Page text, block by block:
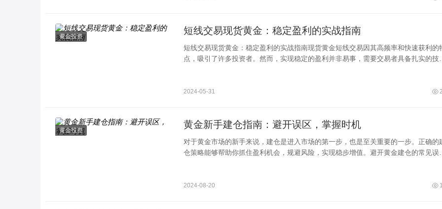
黄金投资
短线交易现货黄金：稳定盈利的实战指南
短线交易现货黄金：稳定盈利的实战指南现货黄金短线交易因其高频率和快速获利的
点，吸引了许多投资者。然而，实现稳定的盈利并非易事，需要交易者具备扎实的技术
2024-05-31
黄金投资
黄金新手建仓指南：避开误区，掌握时机
对于黄金市场的新手来说，建仓是进入市场的第一步，也是至关重要的一步。正确的
仓策略能够帮助你抓住盈利机会，规避风险，实现稳步增值。避开黄金建仓的常见误区
2024-08-20